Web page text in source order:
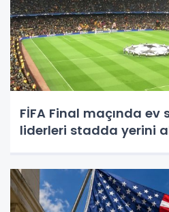
FİFA Final maçında
liderleri stadda yerini